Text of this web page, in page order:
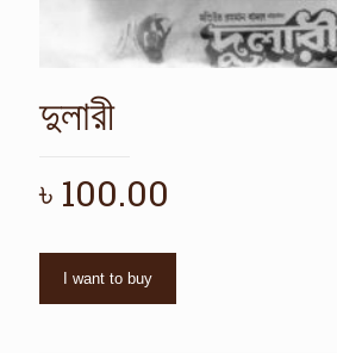
দুলারী
৳ 100.00
I want to buy